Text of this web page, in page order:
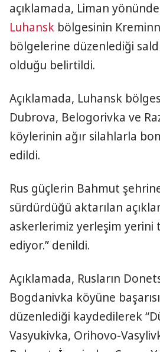
açıklamada, Liman
Luhansk bölgesinin
bölgelerine düzenlediği
olduğu belirtildi.
Açıklamada, Luhansk
Dubrova, Belogorivka ve
köylerinin ağır silahlarla
edildi.
Rus güçlerin Bahmut şehrine
sürdürdüğü aktarılan
askerlerimiz yerleşim yerini
ediyor.” denildi.
Açıklamada, Rusların
Bogdanivka köyüne
düzenlediği kaydedilerek
Vasyukivka, Orihovo-